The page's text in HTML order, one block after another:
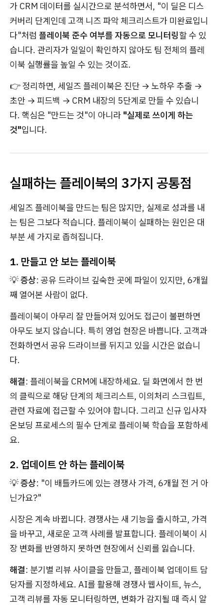
가 CRM 데이터를 실시간으로 분석하면서, "이 딜은 디스
커버리 단계인데 고객 니즈 파악 체크리스트가 미완료입니
다"처럼 플레이북 준수 여부를 자동으로 모니터링할 수 있
습니다. 관리자가 일일이 확인하지 않아도 팀 전체의 플레
이북 실행률을 높일 수 있는 것이죠.
👉 정리하면, 세일즈 플레이북은 진단 → 노하우 추출 →
초안 → 피드백 → CRM 내장의 5단계로 만들 수 있습니
다. 핵심은 "만드는 것"이 아니라 "실제로 쓰이게 하는
것"입니다.
실패하는 플레이북의 3가지 공통점
세일즈 플레이북을 만드는 팀은 많지만, 실제로 성과를 내
는 팀은 그보다 적습니다. 플레이북이 실패하는 원인은 대
부분 세 가지로 좁혀집니다.
1. 만들고 안 보는 플레이북
💡증상: 공유 드라이브 깊숙한 곳에 파일이 있지만, 6개월
째 열어본 사람이 없다.
플레이북이 아무리 잘 만들어져 있어도 접근이 불편하면
아무도 보지 않습니다. 특히 영업 현장은 바쁩니다. 고객과
전화하면서 공유 드라이브를 뒤지고 있을 시간은 없습니
다.
해결: 플레이북을 CRM에 내장하세요. 딜 화면에서 한 번
의 클릭으로 해당 단계의 체크리스트, 이의처리 스크립트,
관련 자료에 접근할 수 있어야 합니다. 그리고 신규 입사자
온보딩 프로세스의 필수 단계로 플레이북 학습을 포함하세
요.
2. 업데이트 안 하는 플레이북
💡증상: "이 배틀카드에 있는 경쟁사 가격, 6개월 전 거 아
닌가요?"
시장은 계속 바뀝니다. 경쟁사는 새 기능을 출시하고, 가격
을 바꾸고, 새로운 고객 사례를 발표합니다. 플레이북이 시
장 변화를 반영하지 못하면 현장에서 신뢰를 잃습니다.
해결: 분기별 리뷰 사이클을 만들고, 플레이북 업데이트 담
당자를 지정하세요. AI를 활용해 경쟁사 웹사이트, 뉴스,
고객 리뷰를 자동 모니터링하면, 변화가 감지될 때 즉시 알